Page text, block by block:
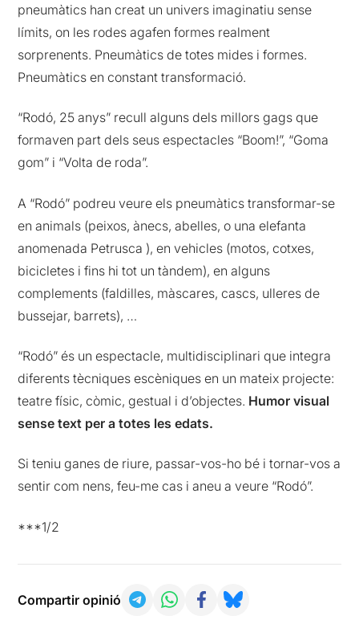
pneumàtics han creat un univers imaginatiu sense
límits, on les rodes agafen formes realment
sorprenents. Pneumàtics de totes mides i formes.
Pneumàtics en constant transformació.
“Rodó, 25 anys” recull alguns dels millors gags que
formaven part dels seus espectacles “Boom!”, “Goma
gom” i “Volta de roda”.
A “Rodó” podreu veure els pneumàtics transformar-se
en animals (peixos, ànecs, abelles, o una elefanta
anomenada Petrusca ), en vehicles (motos, cotxes,
bicicletes i fins hi tot un tàndem), en alguns
complements (faldilles, màscares, cascs, ulleres de
bussejar, barrets), …
“Rodó” és un espectacle, multidisciplinari que integra
diferents tècniques escèniques en un mateix projecte:
teatre físic, còmic, gestual i d’objectes. Humor visual
sense text per a totes les edats.
Si teniu ganes de riure, passar-vos-ho bé i tornar-vos a
sentir com nens, feu-me cas i aneu a veure “Rodó”.
***1/2
Compartir opinió